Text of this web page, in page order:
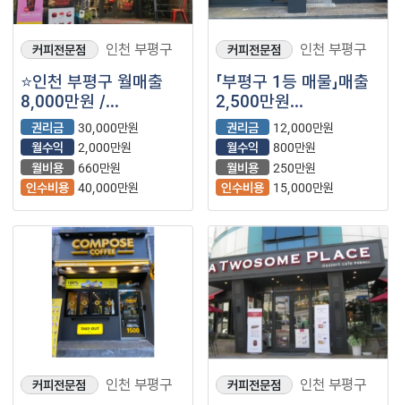
커피전문점 인천 부평구
⭐인천 부평구 월매출
8,000만원 /
풀오토운영 / 월수익 약
2,000만원 / ＂
투썸플레이스＂ ⭐
권리금
30,000만원
월수익
2,000만원
월비용
660만원
인수비용 40,000만원
커피전문점 인천 부평구
「부평구 1등 매물」매출
2,500만원
【컴포즈커피】
권리금
12,000만원
월수익
800만원
월비용
250만원
인수비용
15,000만원
커피전문점 인천 부평구 커피전문점 인천 부평구